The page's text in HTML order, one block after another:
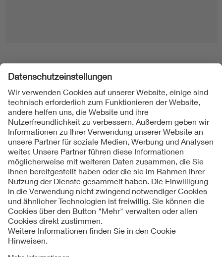
Folgen Sie uns
Kontakt
Impressum
Datenschutzinformationen
Cookie Hinweise